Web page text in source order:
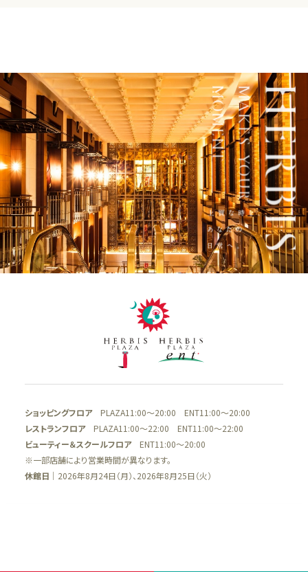
ショッピングフロアPLAZA11:00～20:00 ENT11:00～20:00
レストランフロアPLAZA11:00～22:00 ENT11:00～22:00
ビューティー＆スクールフロアENT11:00～20:00
※一部店舗により営業時間が異なります。
休館日 ｜2026年8月24日（月）、2026年8月25日（火）